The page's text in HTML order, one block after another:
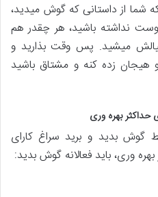
شما از داستانی که گوش میدید،
نداشته باشید، هر چقدر هم
میشید. پس وقت بذارید و
هیجان زده کنه و مشتاق باشید
گوش بدید و برید سراغ کارای
وری، باید فعالانه گوش بدید: